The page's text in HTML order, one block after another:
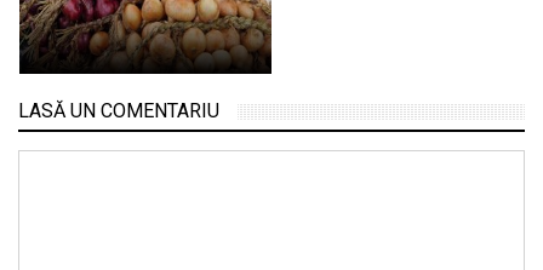
LASĂ UN COMENTARIU